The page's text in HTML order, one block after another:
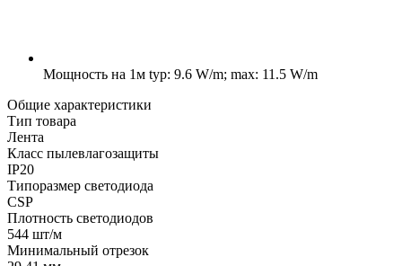
Мощность на 1м typ: 9.6 W/m; max: 11.5 W/m
Общие характеристики
Тип товара
Лента
Класс пылевлагозащиты
IP20
Типоразмер светодиода
CSP
Плотность светодиодов
544 шт/м
Минимальный отрезок